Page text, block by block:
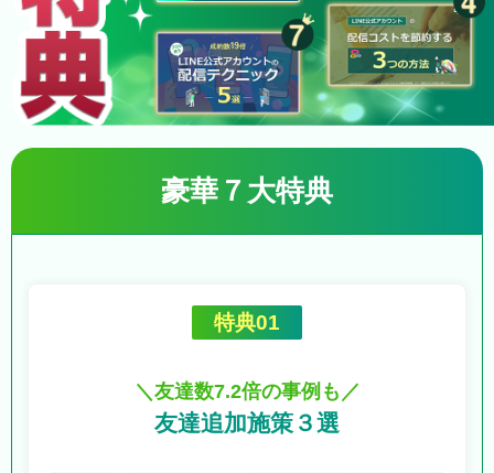
豪華７大特典
特典01
＼友達数7.2倍の事例も／
友達追加施策３選